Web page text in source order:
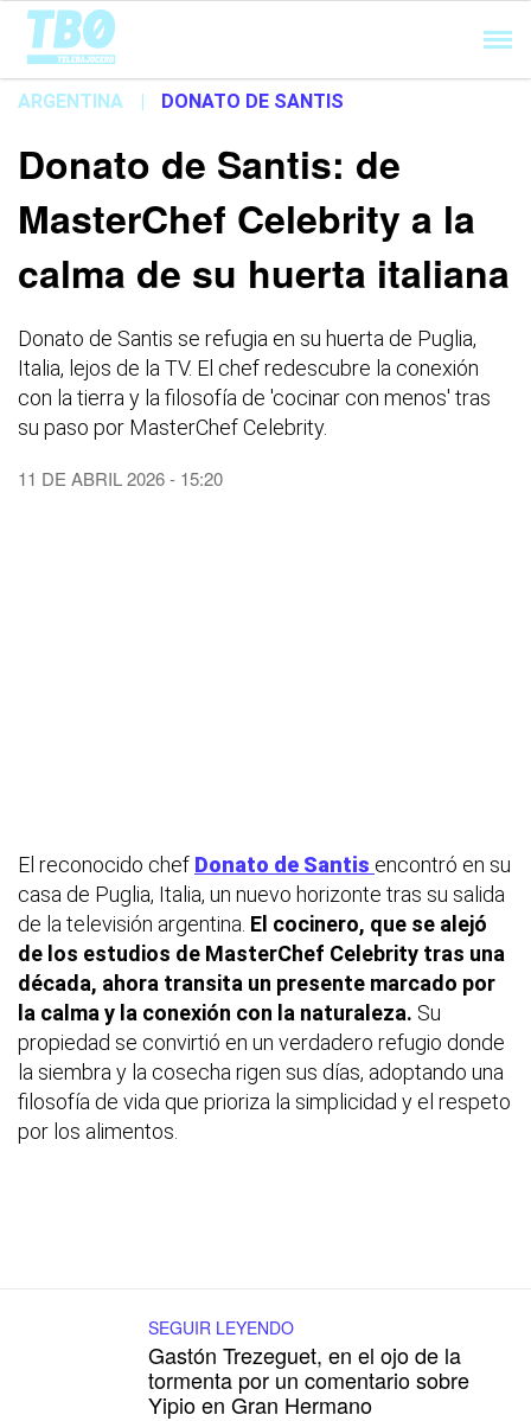
Cargando...
ARGENTINA | DONATO DE SANTIS
Donato de Santis: de
MasterChef Celebrity a la
calma de su huerta italiana
Donato de Santis se refugia en su huerta de Puglia,
Italia, lejos de la TV. El chef redescubre la conexión
con la tierra y la filosofía de 'cocinar con menos' tras
su paso por MasterChef Celebrity.
11 DE ABRIL 2026 - 15:20
El reconocido chef Donato de Santis encontró en su
casa de Puglia, Italia, un nuevo horizonte tras su salida
de la televisión argentina. El cocinero, que se alejó
de los estudios de MasterChef Celebrity tras una
década, ahora transita un presente marcado por
la calma y la conexión con la naturaleza. Su
propiedad se convirtió en un verdadero refugio donde
la siembra y la cosecha rigen sus días, adoptando una
filosofía de vida que prioriza la simplicidad y el respeto
por los alimentos.
SEGUIR LEYENDO
Gastón Trezeguet, en el ojo de la
tormenta por un comentario sobre
Yipio en Gran Hermano